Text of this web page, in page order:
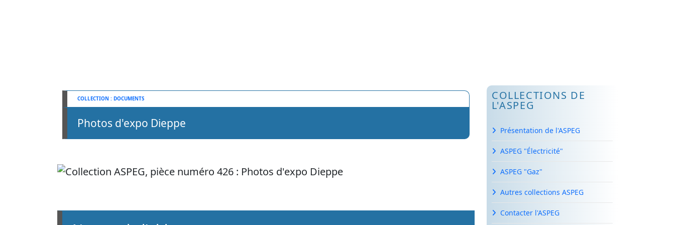
DOCUMENTS
Photos d'expo Dieppe
COLLECTIONS DE
L'ASPEG
Présentation de l'ASPEG
ASPEG "Électricité"
ASPEG "Gaz"
Autres collections ASPEG
Contacter l'ASPEG